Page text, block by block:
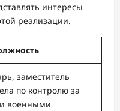
интересы
реализации.
заместитель
по контролю за
военными